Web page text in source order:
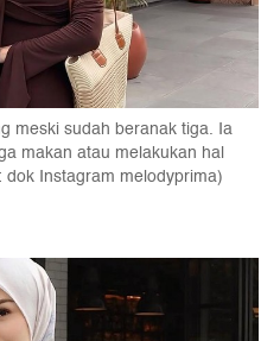
meski sudah beranak tiga. Ia
makan atau melakukan hal
Instagram melodyprima)